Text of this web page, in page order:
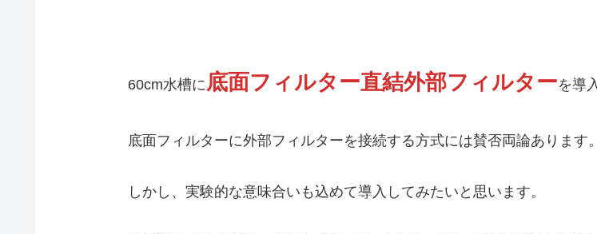
60cm水槽に底面フィルター直結外部フィルターを導
底面フィルターに外部フィルターを接続する方式には賛否両論あります。
しかし、実験的な意味合いも込めて導入してみたいと思います。